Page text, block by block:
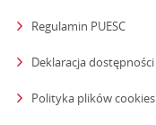
Regulamin PUESC
Deklaracja dostępności
Polityka plików cookies